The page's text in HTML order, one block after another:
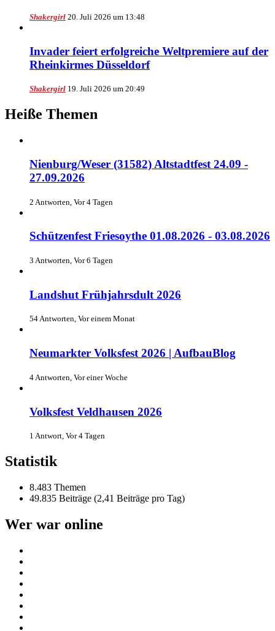
Shakergirl 20. Juli 2026 um 13:48
Invader feiert erfolgreiche Weltpremiere auf der
Rheinkirmes Düsseldorf
Shakergirl 19. Juli 2026 um 20:49
Heiße Themen
Nienburg/Weser (31582) Altstadtfest 24.09 -
27.09.2026
2 Antworten, Vor 4 Tagen
Schützenfest Friesoythe 01.08.2026 - 03.08.2026
3 Antworten, Vor 6 Tagen
Landshut Frühjahrsdult 2026
54 Antworten, Vor einem Monat
Neumarkter Volksfest 2026 | AufbauBlog
4 Antworten, Vor einer Woche
Volksfest Veldhausen 2026
1 Antwort, Vor 4 Tagen
Statistik
8.483 Themen
49.835 Beiträge (2,41 Beiträge pro Tag)
Wer war online